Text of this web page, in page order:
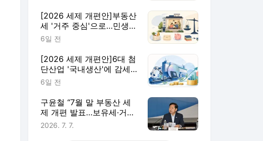
[2026 세제 개편안]부동산
세 '거주 중심'으로…민생
지원 확대·세제 혜택 115개
6일 전
[2026 세제 개편안]6대 첨
단산업 '국내생산'에 감세…
핵심부품 생산량에 따라 지
6일 전
구윤철 “7월 말 부동산 세
제 개편 발표…보유세·거래
세 균형 검토”
2026. 7. 7.